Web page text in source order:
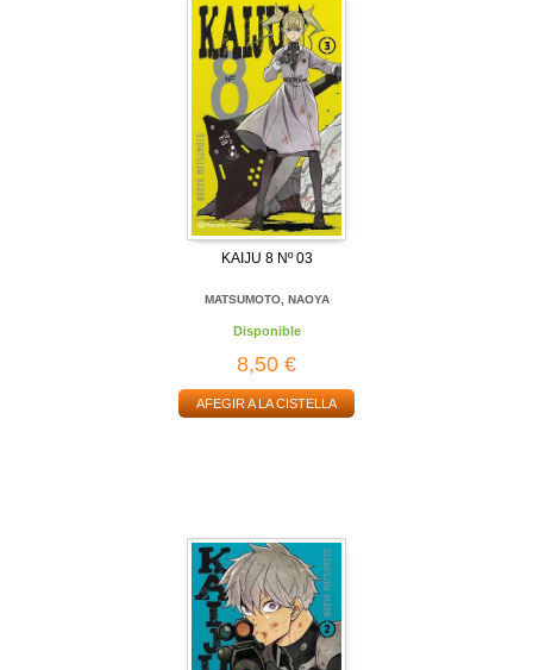
KAIJU 8 Nº 03
MATSUMOTO, NAOYA
Disponible
8,50 €
AFEGIR A LA CISTELLA